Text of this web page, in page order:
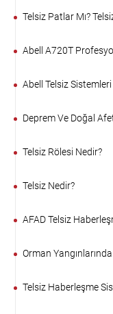
Telsiz Patlar Mı?
Abell A720T
Abell Telsiz Sistemleri
Deprem Ve Doğal
Telsiz Rölesi Nedir?
Telsiz Nedir?
AFAD Telsiz
Orman
Telsiz Haberleşme